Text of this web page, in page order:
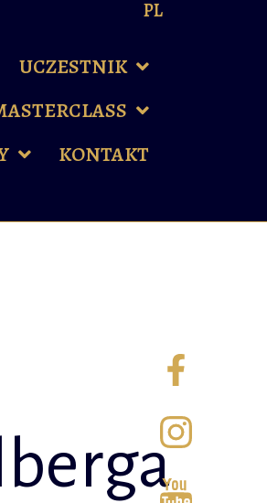
UCZESTNIK
KONTAKT
PL